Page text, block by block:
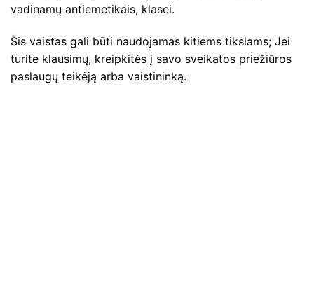
vadinamų antiemetikais, klasei.
Šis vaistas gali būti naudojamas kitiems tikslams; Jei
turite klausimų, kreipkitės į savo sveikatos priežiūros
paslaugų teikėją arba vaistininką.